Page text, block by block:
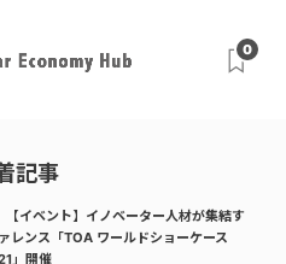
0
記事
【イベント】イノベーター人材が集結す
レンス「TOA ワールドショーケース
」開催